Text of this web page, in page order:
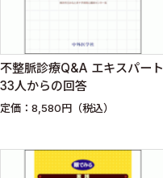
不整脈診療Q&A エキスパート
33人からの回答
定価：8,580円（税込）